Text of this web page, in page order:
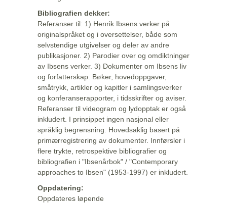
Bibliografien dekker:
Referanser til: 1) Henrik Ibsens verker på
originalspråket og i oversettelser, både som
selvstendige utgivelser og deler av andre
publikasjoner. 2) Parodier over og omdiktninger
av Ibsens verker. 3) Dokumenter om Ibsens liv
og forfatterskap: Bøker, hovedoppgaver,
småtrykk, artikler og kapitler i samlingsverker
og konferanserapporter, i tidsskrifter og aviser.
Referanser til videogram og lydopptak er også
inkludert. I prinsippet ingen nasjonal eller
språklig begrensning. Hovedsaklig basert på
primærregistrering av dokumenter. Innførsler i
flere trykte, retrospektive bibliografier og
bibliografien i "Ibsenårbok" / "Contemporary
approaches to Ibsen" (1953-1997) er inkludert.
Oppdatering:
Oppdateres løpende